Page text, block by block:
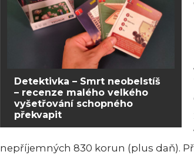
Detektivka – Smrt neobelstíš
– recenze malého velkého
vyšetřování schopného
překvapit
nepříjemných 830 korun (plus daň).